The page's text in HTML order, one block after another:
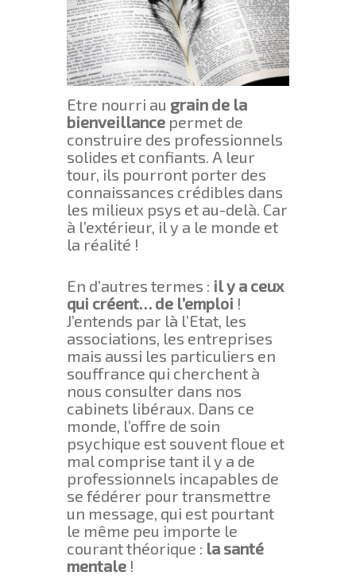
Etre nourri au grain de la
bienveillance permet de
construire des professionnels
solides et confiants. A leur
tour, ils pourront porter des
connaissances crédibles dans
les milieux psys et au-delà. Car
à l’extérieur, il y a le monde et
la réalité !
En d’autres termes : il y a ceux
qui créent… de l’emploi !
J’entends par là l’Etat, les
associations, les entreprises
mais aussi les particuliers en
souffrance qui cherchent à
nous consulter dans nos
cabinets libéraux. Dans ce
monde, l’offre de soin
psychique est souvent floue et
mal comprise tant il y a de
professionnels incapables de
se fédérer pour transmettre
un message, qui est pourtant
le même peu importe le
courant théorique : la santé
mentale !